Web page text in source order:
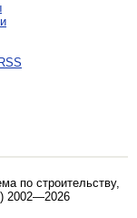
по строительству,
2002—2026